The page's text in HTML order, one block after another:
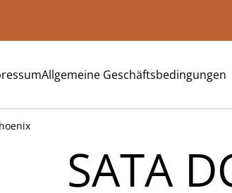
Allgemeine Geschäftsbedingungen
SATA